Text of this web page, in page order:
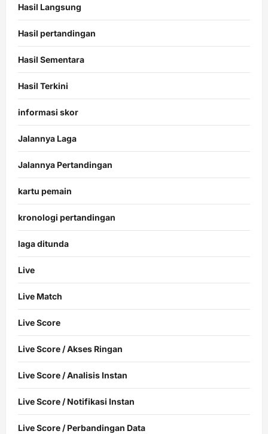
Hasil Langsung
Hasil pertandingan
Hasil Sementara
Hasil Terkini
informasi skor
Jalannya Laga
Jalannya Pertandingan
kartu pemain
kronologi pertandingan
laga ditunda
Live
Live Match
Live Score
Live Score / Akses Ringan
Live Score / Analisis Instan
Live Score / Notifikasi Instan
Live Score / Perbandingan Data